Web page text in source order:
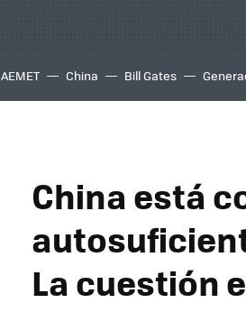
AEMET China Bill Gates
China está
La cuestión